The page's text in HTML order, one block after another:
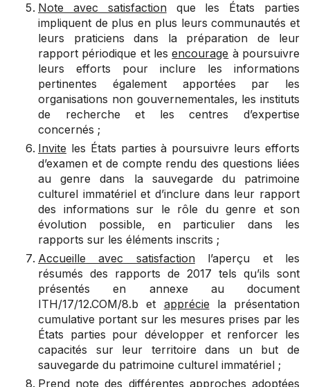
Note avec satisfactionque les États parties
impliquent de plus en plus leurs communautés et
leurs praticiens dans la préparation de leur
rapport périodique et lesencourage à poursuivre
leurs efforts pour inclure les informations
pertinentes également apportées par les
organisations non gouvernementales, les instituts
de recherche et les centres d’expertise
concernés ;
Invite les États parties à poursuivre leurs efforts
d’examen et de compte rendu des questions liées
au genre dans la sauvegarde du patrimoine
culturel immatériel et d’inclure dans leur rapport
des informations sur le rôle du genre et son
évolution possible, en particulier dans les
rapports sur les éléments inscrits ;
Accueille avec satisfactionl’aperçu et les
résumés des rapports de 2017 tels qu’ils sont
présentés en annexe au document
ITH/17/12.COM/8.b et apprécie la présentation
cumulative portant sur les mesures prises par les
États parties pour développer et renforcer les
capacités sur leur territoire dans un but de
sauvegarde du patrimoine culturel immatériel ;
Prend note des différentes approches adoptées